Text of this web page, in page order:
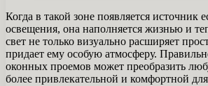
Когда в такой зоне появляется источник
освещения, она наполняется жизнью и
свет не только визуально расширяет
придает ему особую атмосферу.
оконных проемов может преобразить
более привлекательной и комфортной